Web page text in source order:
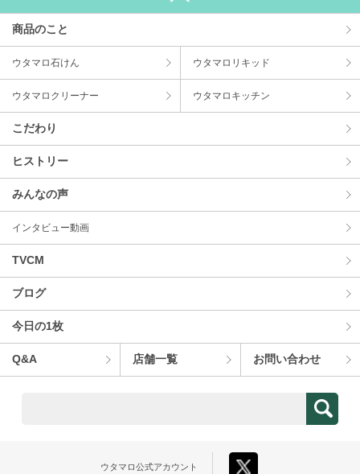
商品のこと
ウタマロ⽯けん ウタマロリキッド
ウタマロクリーナー ウタマロキッチン
こだわり
ヒストリー
みんなの声
インタビュー動画
TVCM
ブログ
今⽇の1枚
Q&A 店舗⼀覧 お問い合わせ
ウタマロ公式アカウント